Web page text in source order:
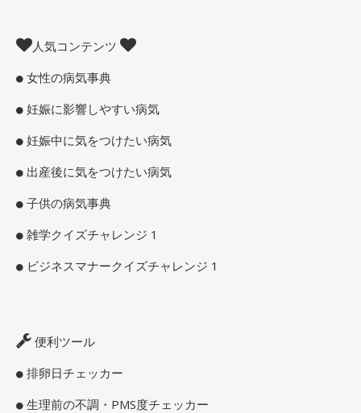
人気コンテンツ
女性の病気事典
妊娠に影響しやすい病気
妊娠中に気をつけたい病気
出産後に気をつけたい病気
子供の病気事典
雑学クイズチャレンジ 1
ビジネスマナークイズチャレンジ 1
便利ツール
排卵日チェッカー
生理前の不調・PMS度チェッカー